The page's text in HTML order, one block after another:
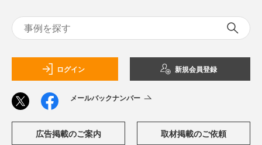
ログイン 新規会員登録
メールバックナンバー
広告掲載のご案内 取材掲載のご依頼